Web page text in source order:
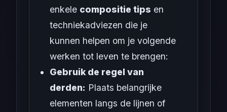
enkele compositie tips en
techniekadviezen die je
kunnen helpen om je volgende
werken tot leven te brengen:
Gebruik de regel van
derden: Plaats belangrijke
elementen langs de lijnen of